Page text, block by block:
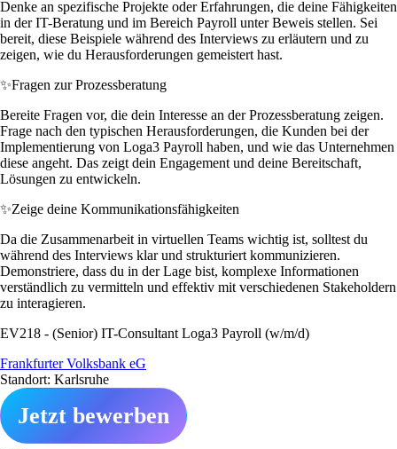
Denke an spezifische Projekte oder Erfahrungen, die deine Fähigkeiten
in der IT-Beratung und im Bereich Payroll unter Beweis stellen. Sei
bereit, diese Beispiele während des Interviews zu erläutern und zu
zeigen, wie du Herausforderungen gemeistert hast.
✨Fragen zur Prozessberatung
Bereite Fragen vor, die dein Interesse an der Prozessberatung zeigen.
Frage nach den typischen Herausforderungen, die Kunden bei der
Implementierung von Loga3 Payroll haben, und wie das Unternehmen
diese angeht. Das zeigt dein Engagement und deine Bereitschaft,
Lösungen zu entwickeln.
✨Zeige deine Kommunikationsfähigkeiten
Da die Zusammenarbeit in virtuellen Teams wichtig ist, solltest du
während des Interviews klar und strukturiert kommunizieren.
Demonstriere, dass du in der Lage bist, komplexe Informationen
verständlich zu vermitteln und effektiv mit verschiedenen Stakeholdern
zu interagieren.
EV218 - (Senior) IT-Consultant Loga3 Payroll (w/m/d)
Frankfurter Volksbank eG
Standort: Karlsruhe
Jetzt bewerben